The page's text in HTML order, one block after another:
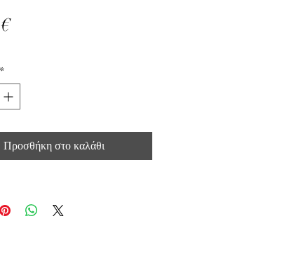
Τιμή
*
Προσθήκη στο καλάθι